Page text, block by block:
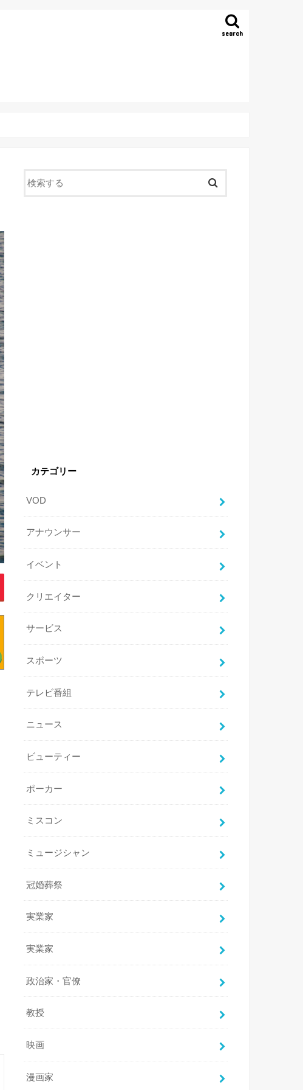
search
カテゴリー
VOD
アナウンサー
イベント
クリエイター
サービス
スポーツ
テレビ番組
ニュース
ビューティー
ポーカー
ミスコン
ミュージシャン
冠婚葬祭
実業家
実業家
政治家・官僚
教授
映画
漫画家